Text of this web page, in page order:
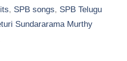
, SPB songs, SPB Telugu
Sundararama Murthy